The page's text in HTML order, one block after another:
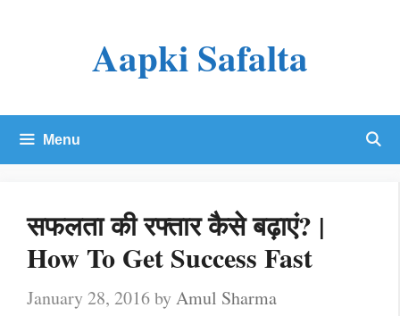
Aapki Safalta
Menu
सफलता की रफ्तार कैसे बढ़ाएं? |
How To Get Success Fast
January 28, 2016byAmul Sharma